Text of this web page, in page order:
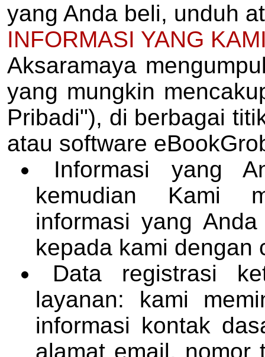
yang Anda beli, unduh
INFORMASI YANG
Aksaramaya
yang mungkin
Pribadi"), di berbagai
atau software
Informasi yang
kemudian Kami
informasi yang
kepada kami dengan
Data registrasi
layanan: kami
informasi kontak
alamat email, nomor